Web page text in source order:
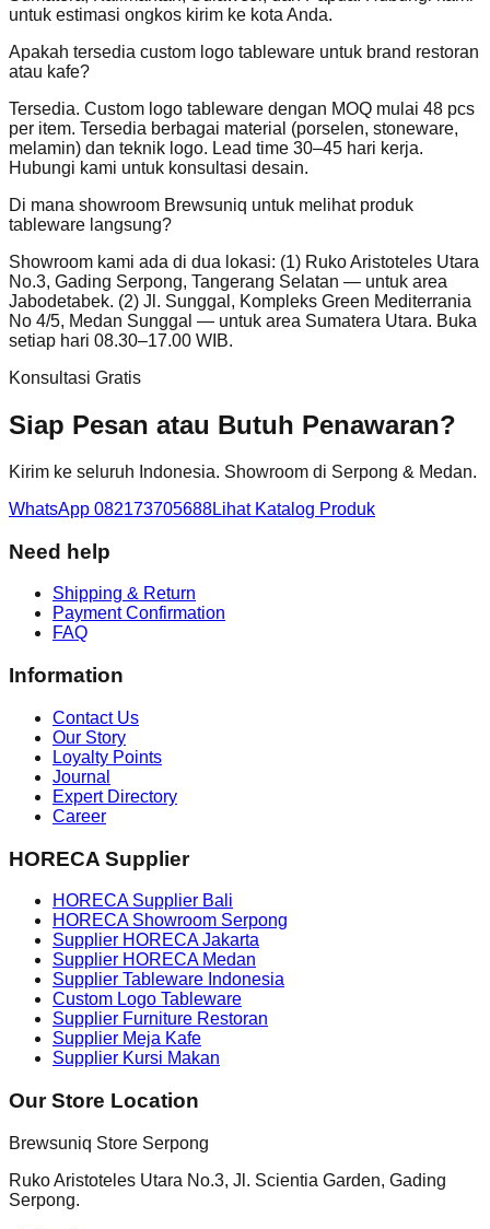
untuk estimasi ongkos kirim ke kota Anda.
Apakah tersedia custom logo tableware untuk brand restoran
atau kafe?
Tersedia. Custom logo tableware dengan MOQ mulai 48 pcs
per item. Tersedia berbagai material (porselen, stoneware,
melamin) dan teknik logo. Lead time 30–45 hari kerja.
Hubungi kami untuk konsultasi desain.
Di mana showroom Brewsuniq untuk melihat produk
tableware langsung?
Showroom kami ada di dua lokasi: (1) Ruko Aristoteles Utara
No.3, Gading Serpong, Tangerang Selatan — untuk area
Jabodetabek. (2) Jl. Sunggal, Kompleks Green Mediterrania
No 4/5, Medan Sunggal — untuk area Sumatera Utara. Buka
setiap hari 08.30–17.00 WIB.
Konsultasi Gratis
Siap Pesan atau Butuh Penawaran?
Kirim ke seluruh Indonesia. Showroom di Serpong & Medan.
WhatsApp 082173705688Lihat Katalog Produk
Need help
Shipping & Return
Payment Confirmation
FAQ
Information
Contact Us
Our Story
Loyalty Points
Journal
Expert Directory
Career
HORECA Supplier
HORECA Supplier Bali
HORECA Showroom Serpong
Supplier HORECA Jakarta
Supplier HORECA Medan
Supplier Tableware Indonesia
Custom Logo Tableware
Supplier Furniture Restoran
Supplier Meja Kafe
Supplier Kursi Makan
Our Store Location
Brewsuniq Store Serpong
Ruko Aristoteles Utara No.3, Jl. Scientia Garden, Gading
Serpong.